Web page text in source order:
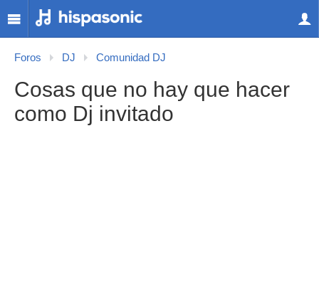
Foros DJ Comunidad DJ
Cosas que no hay que hacer
como Dj invitado